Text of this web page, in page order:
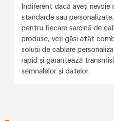
Indiferent dacă aveți
standarde sau
pentru fiecare sarcină de
produse, veți găsi atât
soluții de cablare
rapid și garantează
semnalelor și datelor.